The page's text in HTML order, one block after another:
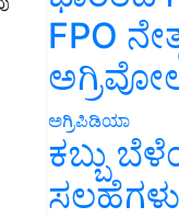
FPO
ಅಗ್ರಿಪಿಡಿಯಾ
ಕಬ್ಬು
ಸಲಹೆಗಳು